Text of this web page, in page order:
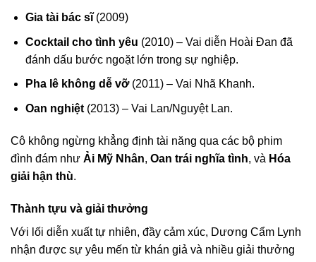
Gia tài bác sĩ(2009)
Cocktail cho tình yêu (2010) – Vai diễn Hoài Đan đã
đánh dấu bước ngoặt lớn trong sự nghiệp.
Pha lê không dễ vỡ(2011) – Vai Nhã Khanh.
Oan nghiệt(2013) – Vai Lan/Nguyệt Lan.
Cô không ngừng khẳng định tài năng qua các bộ phim
đình đám như Ải Mỹ Nhân, Oan trái nghĩa tình, và Hóa
giải hận thù.
Thành tựu và giải thưởng
Với lối diễn xuất tự nhiên, đầy cảm xúc, Dương Cẩm Lynh
nhận được sự yêu mến từ khán giả và nhiều giải thưởng